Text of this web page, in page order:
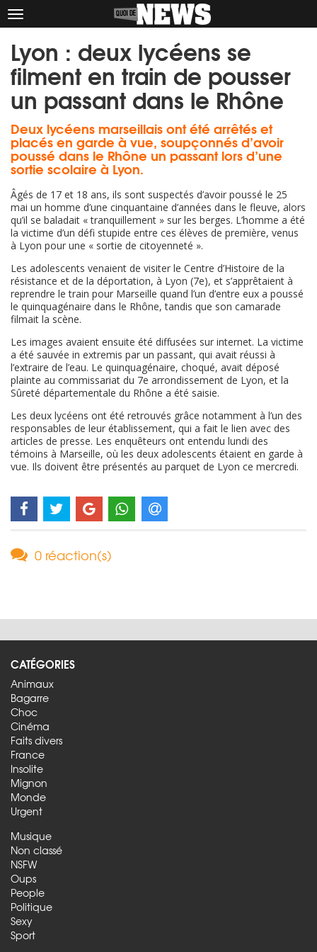
Afficher
menu
Lyon : deux lycéens se
filment en train de pousser
un passant dans le Rhône
Deux lycéens marseillais ont été arrêtés et
placés en garde à vue, soupçonnés d’avoir
poussé dans le Rhône un passant lors d’une
sortie scolaire à Lyon.
Âgés de 17 et 18 ans, ils sont suspectés d’avoir poussé le 25
mai un homme d’une cinquantaine d’années dans le fleuve, alors
qu’il se baladait « tranquillement » sur les berges. L’homme a été
la victime d’un défi stupide entre ces élèves de première, venus
à Lyon pour une « sortie de citoyenneté ».
Les adolescents venaient de visiter le Centre d’Histoire de la
résistance et de la déportation, à Lyon (7e), et s’apprêtaient à
reprendre le train pour Marseille quand l’un d’entre eux a poussé
le quinquagénaire dans le Rhône, tandis que son camarade
filmait la scène.
Les images avaient ensuite été diffusées sur internet. La victime
a été sauvée in extremis par un passant, qui avait réussi à
l’extraire de l’eau. Le quinquagénaire, choqué, avait déposé
plainte au commissariat du 7e arrondissement de Lyon, et la
Sûreté départementale du Rhône a été saisie.
Les deux lycéens ont été retrouvés grâce notamment à l’un des
responsables de leur établissement, qui a fait le lien avec des
articles de presse. Les enquêteurs ont entendu lundi des
témoins à Marseille, où les deux adolescents étaient en garde à
vue. Ils doivent être présentés au parquet de Lyon ce mercredi.
0 réaction(s)
CATÉGORIES
Animaux
Bagarre
Choc
Cinéma
Faits divers
France
Insolite
Mignon
Monde
Urgent
Musique
Non classé
NSFW
Oups
People
Politique
Sexy
Sport